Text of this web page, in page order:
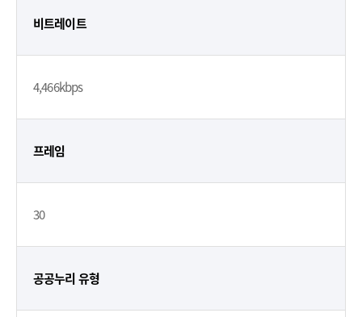
비트레이트
4,466kbps
프레임
30
공공누리 유형